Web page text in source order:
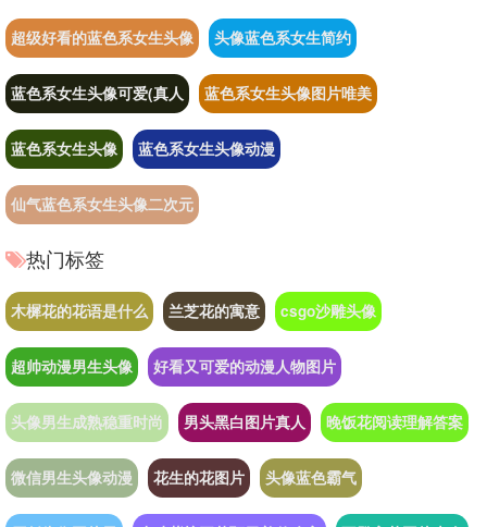
超级好看的蓝色系女生头像 头像蓝色系女生简约
蓝色系女生头像可爱(真人 蓝色系女生头像图片唯美
蓝色系女生头像 蓝色系女生头像动漫
仙气蓝色系女生头像二次元
热门标签
木樨花的花语是什么 兰芝花的寓意 csgo沙雕头像
超帅动漫男生头像 好看又可爱的动漫人物图片
头像男生成熟稳重时尚 男头黑白图片真人 晚饭花阅读理解答案
微信男生头像动漫 花生的花图片 头像蓝色霸气